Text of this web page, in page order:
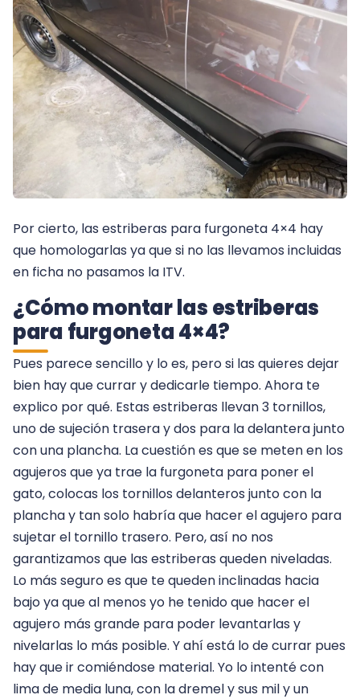
Por cierto, las estriberas para furgoneta 4×4 hay
que homologarlas ya que si no las llevamos incluidas
en ficha no pasamos la ITV.
¿Cómo montar las estriberas
para furgoneta 4×4?
Pues parece sencillo y lo es, pero si las quieres dejar
bien hay que currar y dedicarle tiempo. Ahora te
explico por qué. Estas estriberas llevan 3 tornillos,
uno de sujeción trasera y dos para la delantera junto
con una plancha. La cuestión es que se meten en los
agujeros que ya trae la furgoneta para poner el
gato, colocas los tornillos delanteros junto con la
plancha y tan solo habría que hacer el agujero para
sujetar el tornillo trasero. Pero, así no nos
garantizamos que las estriberas queden niveladas.
Lo más seguro es que te queden inclinadas hacia
bajo ya que al menos yo he tenido que hacer el
agujero más grande para poder levantarlas y
nivelarlas lo más posible. Y ahí está lo de currar pues
hay que ir comiéndose material. Yo lo intenté con
lima de media luna, con la dremel y sus mil y un